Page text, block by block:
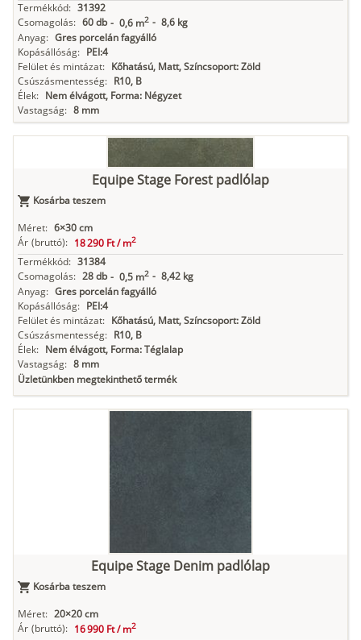
Termékkód: 31392
Csomagolás: 60 db - 0,6 m2 - 8,6 kg
Anyag: Gres porcelán fagyálló
Kopásállóság: PEI:4
Felület és mintázat: Kőhatású, Matt, Színcsoport: Zöld
Csúszásmentesség: R10, B
Élek: Nem élvágott, Forma: Négyzet
Vastagság: 8 mm
Equipe Stage Forest padlólap
Kosárba teszem
Méret: 6×30 cm
Ár (bruttó): 18 290 Ft /m2
Termékkód: 31384
Csomagolás: 28 db - 0,5 m2 - 8,42 kg
Anyag: Gres porcelán fagyálló
Kopásállóság: PEI:4
Felület és mintázat: Kőhatású, Matt, Színcsoport: Zöld
Csúszásmentesség: R10, B
Élek: Nem élvágott, Forma: Téglalap
Vastagság: 8 mm
Üzletünkben megtekinthető termék
Equipe Stage Denim padlólap
Kosárba teszem
Méret: 20×20 cm
Ár (bruttó): 16 990 Ft /m2